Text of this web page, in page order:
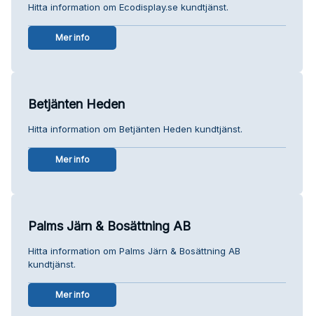
Hitta information om Ecodisplay.se kundtjänst.
Mer info
Betjänten Heden
Hitta information om Betjänten Heden kundtjänst.
Mer info
Palms Järn & Bosättning AB
Hitta information om Palms Järn & Bosättning AB
kundtjänst.
Mer info